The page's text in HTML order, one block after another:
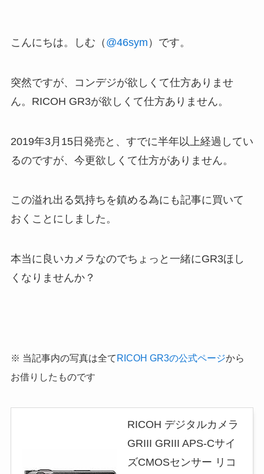
こんにちは。しむ（ @46sym ）です。
突然ですが、コンデジが欲しくて仕方ありませ
ん。RICOH GR3が欲しくて仕方ありません。
2019年3月15日発売と、すでに半年以上経過してい
るのですが、今更欲しくて仕方がありません。
この溢れ出る気持ちを鎮める為にも記事に買いて
おくことにしました。
本当に良いカメラなのでちょっと一緒にGR3ほし
くなりませんか？
※ 当記事内の写真は全てRICOH GR3の公式ページから
お借りしたものです
RICOH デジタルカメラ
GRIII GRIII APS-Cサイ
ズCMOSセンサー リコ